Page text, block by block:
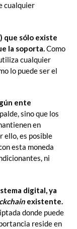
cualquier
que sólo existe
la soporta.Como
cualquier
lo puede ser el
ente
sino que los
en
ello, es posible
esta moneda
ni
digital, ya
existente.
donde puede
reside en